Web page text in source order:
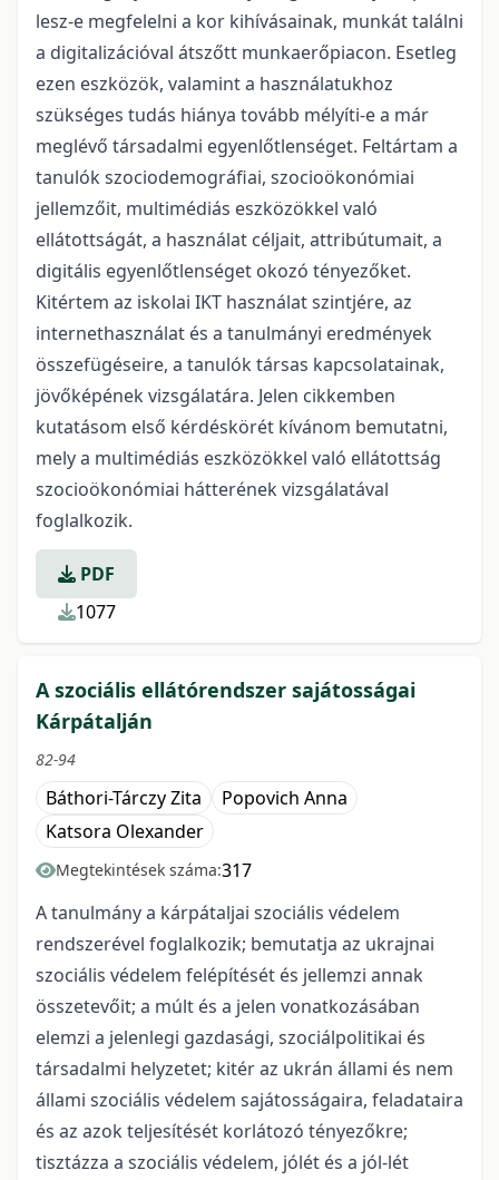
lesz-e megfelelni a kor kihívásainak, munkát találni
a digitalizációval átszőtt munkaerőpiacon. Esetleg
ezen eszközök, valamint a használatukhoz
szükséges tudás hiánya tovább mélyíti-e a már
meglévő társadalmi egyenlőtlenséget. Feltártam a
tanulók szociodemográfiai, szocioökonómiai
jellemzőit, multimédiás eszközökkel való
ellátottságát, a használat céljait, attribútumait, a
digitális egyenlőtlenséget okozó tényezőket.
Kitértem az iskolai IKT használat szintjére, az
internethasználat és a tanulmányi eredmények
összefügéseire, a tanulók társas kapcsolatainak,
jövőképének vizsgálatára. Jelen cikkemben
kutatásom első kérdéskörét kívánom bemutatni,
mely a multimédiás eszközökkel való ellátottság
szocioökonómiai hátterének vizsgálatával
foglalkozik.
PDF
1077
A szociális ellátórendszer sajátosságai
Kárpátalján
82-94
Báthori-Tárczy Zita
Popovich Anna
Katsora Olexander
Megtekintések száma:317
A tanulmány a kárpátaljai szociális védelem
rendszerével foglalkozik; bemutatja az ukrajnai
szociális védelem felépítését és jellemzi annak
összetevőit; a múlt és a jelen vonatkozásában
elemzi a jelenlegi gazdasági, szociálpolitikai és
társadalmi helyzetet; kitér az ukrán állami és nem
állami szociális védelem sajátosságaira, feladataira
és az azok teljesítését korlátozó tényezőkre;
tisztázza a szociális védelem, jólét és a jól-lét